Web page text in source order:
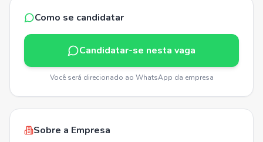
Como se candidatar
Candidatar-se nesta vaga
Você será direcionado ao WhatsApp da empresa
Sobre a Empresa